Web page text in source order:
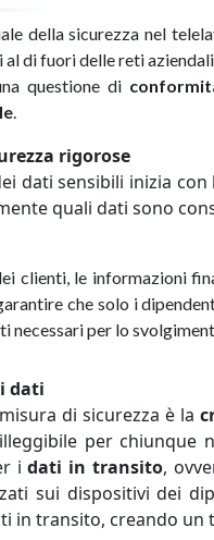
della sicurezza nel
al di fuori delle reti
questione di
.
rigorose
dati sensibili inizia
quali dati sono
clienti, le informazioni
che solo i
necessari per lo
dati
di sicurezza è la
per chiunque
idati in transito,
sui dispositivi dei
in transito, creando un